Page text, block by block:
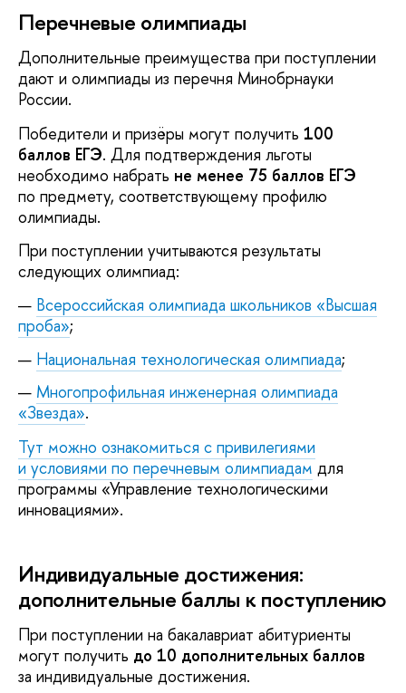
Перечневые олимпиады
Дополнительные преимущества при поступлении
дают и олимпиады из перечня Минобрнауки
России.
Победители и призёры могут получить 100
баллов ЕГЭ. Для подтверждения льготы
необходимо набрать не менее 75 баллов ЕГЭ
по предмету, соответствующему профилю
олимпиады.
При поступлении учитываются результаты
следующих олимпиад:
Всероссийская олимпиада школьников «Высшая
проба»;
Национальная технологическая олимпиада;
Многопрофильная инженерная олимпиада
«Звезда».
Тут можно ознакомиться с привилегиями
и условиями по перечневым олимпиадам для
программы «Управление технологическими
инновациями».
Индивидуальные достижения:
дополнительные баллы к поступлению
При поступлении на бакалавриат абитуриенты
могут получить до 10 дополнительных баллов
за индивидуальные достижения.